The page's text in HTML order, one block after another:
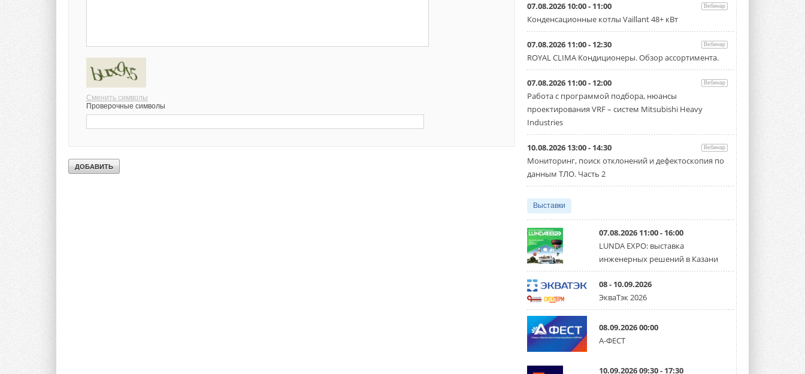
Сменить символы
Проверочные символы
«Датарк» испытал модульный
ЦОД с плотностью 54 кВт на
стойку
Испытания прошли на собственной
производственной площадке и были ...
3 АВГУСТА 2026
Samsung выпускает VRF-
систему DVM на R32
Линейка включает семь типоразмеров
производительностью от 22,4 до 56 кВт.
«СиСофт Девелопмент» подвел
итоги конкурса студенческих
проектов «ТИМ-лидеры 2026»
«Русклимат» укрепляет
партнёрство за Уралом
Президент Омского землячества в
Москве Михаил Тимошенко посетил
Омск с трёхдневным рабочим визитом ...
31 ИЮЛЯ 2026
Carrier модернизирует
флагманский чиллер AquaEdge
19XR
Чиллер получил новую версию,
работающую на хладагенте R1234ze ...
31 ИЮЛЯ 2026
Mitsubishi расширяет
07.08.2026 10:00 - 11:00 Вебинар
Конденсационные котлы Vaillant 48+ кВт
07.08.2026 11:00 - 12:30 Вебинар
ROYAL CLIMA Кондиционеры. Обзор ассортимента.
07.08.2026 11:00 - 12:00 Вебинар
Работа с программой подбора, нюансы
проектирования VRF – систем Mitsubishi Heavy
Industries
10.08.2026 13:00 - 14:30 Вебинар
Мониторинг, поиск отклонений и дефектоскопия по
данным ТЛО. Часть 2
Выставки
07.08.2026 11:00 - 16:00
LUNDA EXPO: выставка
инженерных решений в Казани
08 - 10.09.2026
ЭкваТэк 2026
08.09.2026 00:00
А-ФЕСТ
10.09.2026 09:30 - 17:30